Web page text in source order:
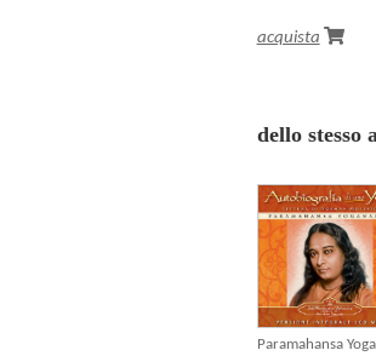
acquista
dello stesso
Paramahansa